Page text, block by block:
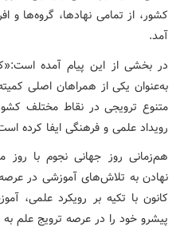
کشور، از تمامی نهادها، گروه‌ها و
آمد.
در بخشی از این پیام آمده است:
به‌عنوان یکی از همراهان اصلی
متنوع ترویجی در نقاط مختلف
رویداد علمی و فرهنگی ایفا کرده
هم‌زمانی روز جهانی نجوم با روز
نهادن به تلاش‌های آموزشی در
کانون با تکیه بر رویکرد علمی،
پیشرو خود را در عرصه ترویج علم